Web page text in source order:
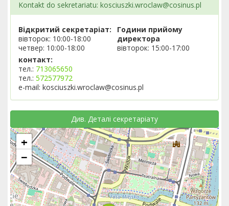
Kontakt do sekretariatu: kosciuszki.wroclaw@cosinus.pl
Відкритий секретаріат:
вівторок: 10:00-18:00
четвер: 10:00-18:00
Години прийому
директора
вівторок: 15:00-17:00
контакт:
тел.: 713065650
тел.: 572577972
e-mail: kosciuszki.wroclaw@cosinus.pl
Див. Деталі секретаріату
+
−